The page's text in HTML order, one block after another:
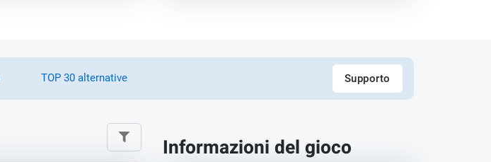
TOP 30 alternative Supporto
Informazioni del gioco